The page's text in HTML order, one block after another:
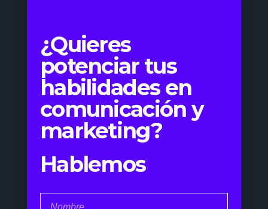
¿Quieres
potenciar tus
habilidades en
comunicación y
marketing?
Hablemos